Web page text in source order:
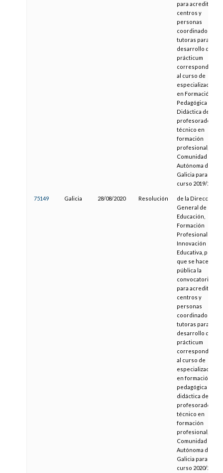
para acreditar
centros y
personas
coordinadoras y
tutoras para el
desarrollo del
prácticum
correspondiente
al curso de
especialización
en Formación
Pedagógica y
Didáctica del
profesorado
técnico en
formación
profesional, en la
Comunidad
Autónoma de
Galicia para o
curso 2019/20
75149 Galicia 28/08/2020 Resolución
de la Dirección
General de
Educación,
Formación
Profesional e
Innovación
Educativa, por la
que se hace
pública la
convocatoria
para acreditar
centros y
personas
coordinadoras y
tutoras para el
desarrollo del
prácticum
correspondiente
al curso de
especialización
en formación
pedagógica y
didáctica del
profesorado
técnico en
formación
profesional, en la
Comunidad
Autónoma de
Galicia para o
curso 2020/21